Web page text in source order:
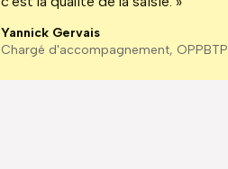
Yannick Gervais
Chargé d'accompagnement, OPPBTP